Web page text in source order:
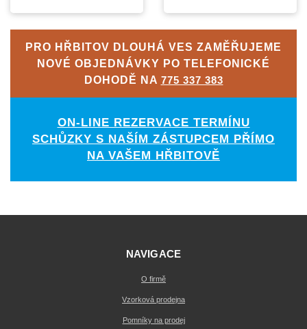
PRO HŘBITOV DLOUHÁ VES ZAMĚŘUJEME
NOVÉ OBJEDNÁVKY PO TELEFONICKÉ
DOHODĚ NA 775 337 383
ON-LINE REZERVACE TERMÍNU
SCHŮZKY S NAŠÍM ZÁSTUPCEM PŘÍMO
NA VAŠEM HŘBITOVĚ
NAVIGACE
O firmě
Vzorková prodejna
Pomníky na prodej